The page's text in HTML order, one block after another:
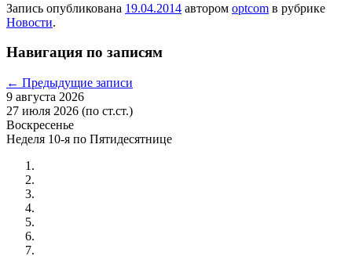
Запись опубликована 19.04.2014 автором optcom в рубрике
Новости.
Навигация по записям
← Предыдущие записи
9 августа 2026
27 июля 2026 (по ст.ст.)
Воскресенье
Неделя 10-я по Пятидесятнице